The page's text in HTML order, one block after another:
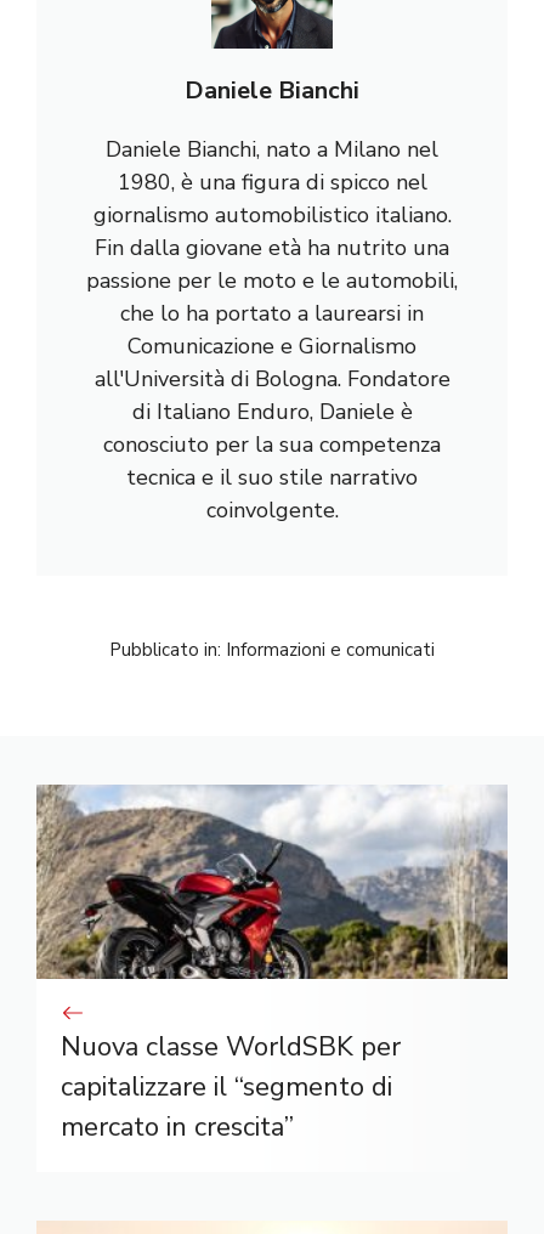
Daniele Bianchi
Daniele Bianchi, nato a Milano nel
1980, è una figura di spicco nel
giornalismo automobilistico italiano.
Fin dalla giovane età ha nutrito una
passione per le moto e le automobili,
che lo ha portato a laurearsi in
Comunicazione e Giornalismo
all'Università di Bologna. Fondatore
di Italiano Enduro, Daniele è
conosciuto per la sua competenza
tecnica e il suo stile narrativo
coinvolgente.
Pubblicato in: Informazioni e comunicati
Nuova classe WorldSBK per
capitalizzare il “segmento di
mercato in crescita”